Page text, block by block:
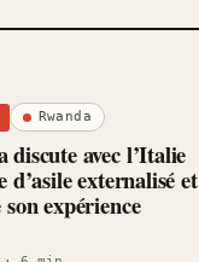
Rwanda
discute avec l’Italie
d’asile externalisé et
expérience